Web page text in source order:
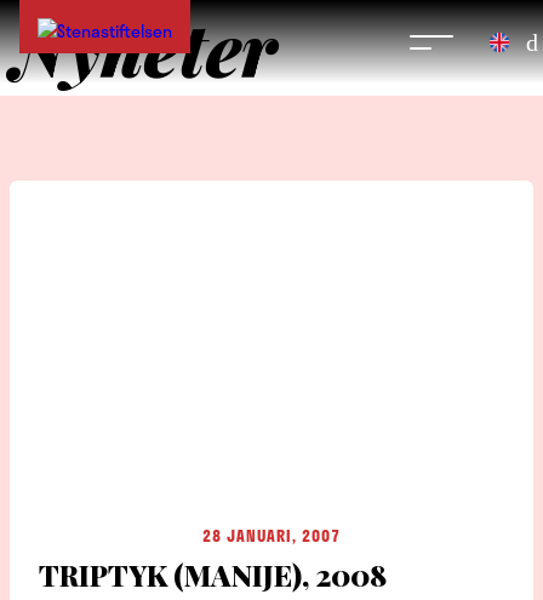
Nyheter
28 JANUARI, 2007
TRIPTYK (MANIJE), 2008